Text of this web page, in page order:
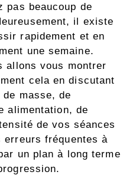
pas beaucoup de
il existe
rapidement et en
une semaine.
allons vous montrer
cela en discutant
masse, de
alimentation, de
de vos séances
erreurs fréquentes à
un plan à long terme